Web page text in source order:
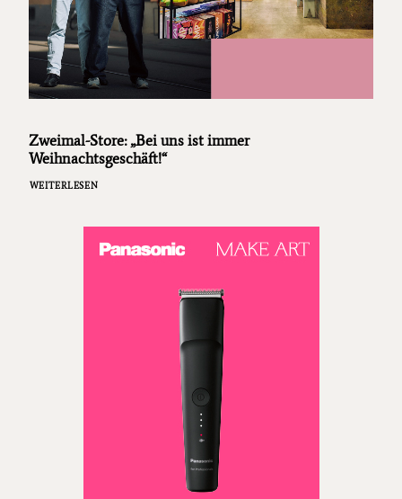
Zweimal-Store: „Bei uns ist immer
Weihnachtsgeschäft!“
WEITERLESEN